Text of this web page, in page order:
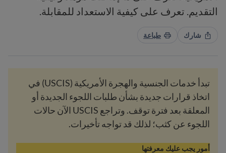
التقديم. تعرف على كيفية الاستعداد للمقابلة.
شارك طباعة
تبدأ خدمات الجنسية والهجرة الأمريكية (USCIS) في
اتخاذ قرارات جديدة بشأن طلبات اللجوء الجديدة أو
المعلقة بعد فترة توقف. وتراجع USCIS الآن حالات
اللجوء عن كثب؛ لذلك قد تواجه تأخيرات.
أمور يجب عليك معرفتها